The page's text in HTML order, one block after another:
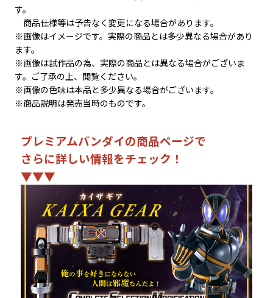
す。
商品仕様等は予告なく変更になる場合があります。
※画像はイメージです。実際の商品とは多少異なる場合があり
ます。
※画像は試作品の為、実際の商品とは異なる場合がございま
す。ご了承の上、閲覧ください。
※画像の色味は本品と多少異なる場合がございます。
※商品説明は発売当時のものです。
プレミアムバンダイの商品ページで
さらに詳しい情報をチェック！
▼▼▼